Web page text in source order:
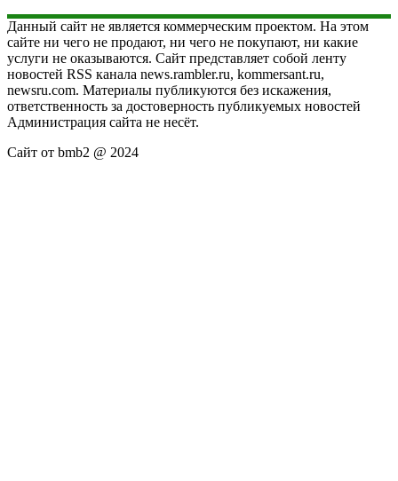
Данный сайт не является коммерческим проектом. На этом
сайте ни чего не продают, ни чего не покупают, ни какие
услуги не оказываются. Сайт представляет собой ленту
новостей RSS канала news.rambler.ru, kommersant.ru,
newsru.com. Материалы публикуются без искажения,
ответственность за достоверность публикуемых новостей
Администрация сайта не несёт.
Сайт от bmb2 @ 2024